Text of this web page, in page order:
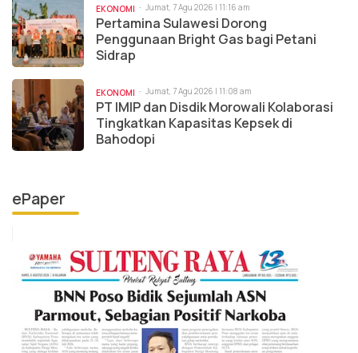
EKONOMI Jumat, 7 Agu 2026 | 11:16 am
Pertamina Sulawesi Dorong
Penggunaan Bright Gas bagi Petani
Sidrap
EKONOMI Jumat, 7 Agu 2026 | 11:08 am
PT IMIP dan Disdik Morowali Kolaborasi
Tingkatkan Kapasitas Kepsek di
Bahodopi
ePaper